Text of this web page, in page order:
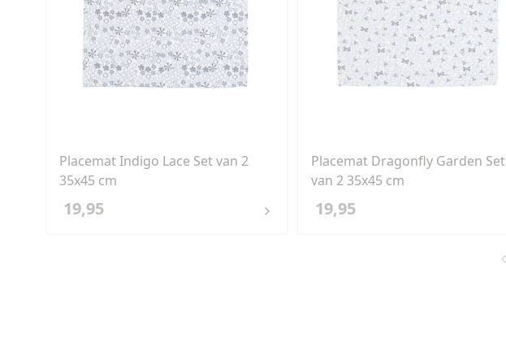
Placemat Indigo Lace Set van 2
35x45 cm
19,95
Placemat Dragonfly Garden Set
van 2 35x45 cm
19,95